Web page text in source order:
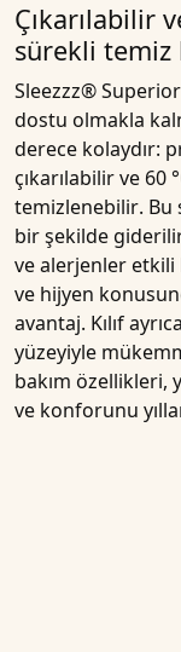
Çıkarılabilir
sürekli temiz
Sleezzz® Superior
dostu olmakla
derece kolaydır:
çıkarılabilir ve 60
temizlenebilir. Bu
bir şekilde
ve alerjenler
ve hijyen
avantaj. Kılıf
yüzeyiyle
bakım özellikleri,
ve konforunu